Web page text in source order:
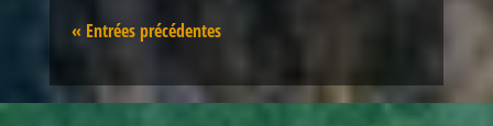
« Entrées précédentes